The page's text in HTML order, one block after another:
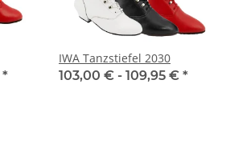
*
IWA Tanzstiefel 2030
103,00 € - 109,95 € *